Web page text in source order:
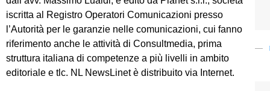
iscritta al Registro Operatori Comunicazioni presso
l’Autorità per le garanzie nelle comunicazioni, cui fanno
riferimento anche le attività di Consultmedia, prima
struttura italiana di competenze a più livelli in ambito
editoriale e tlc. NL NewsLinet è distribuito via Internet.